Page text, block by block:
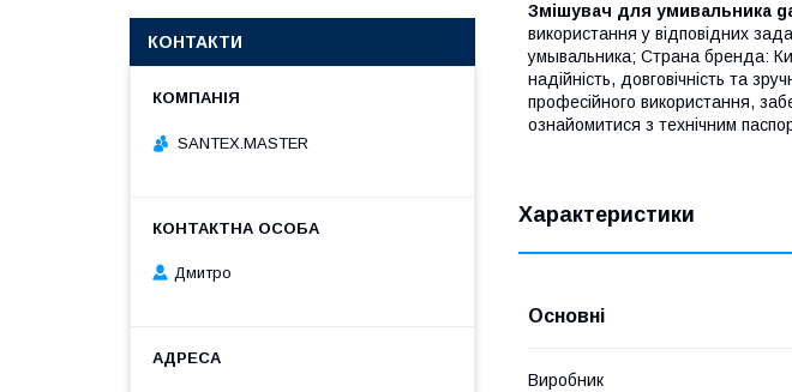
Змішувач для умивальника
використання у відповідних
умывальника; Страна бренда:
надійність, довговічність та
професійного використання,
ознайомитися з технічним
Характеристики
Основні
Виробник
КОНТАКТИ
SANTEX.MASTER
Дмитро